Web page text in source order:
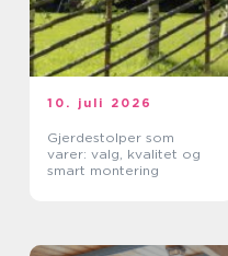
10. juli 2026
Gjerdestolper som
varer: valg, kvalitet og
smart montering